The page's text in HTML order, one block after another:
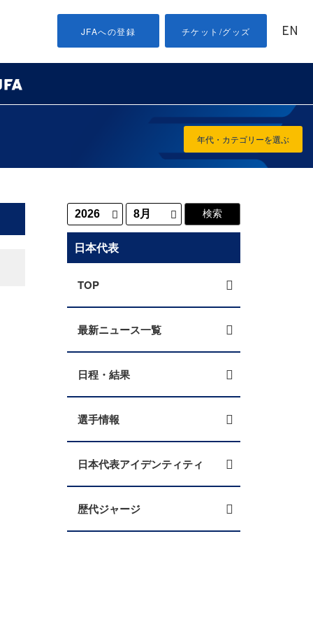
JFAへの登録 チケット/グッズ EN
年代・カテゴリーを選ぶ
日本代表
TOP
最新ニュース一覧
日程・結果
選手情報
日本代表アイデンティティ
歴代ジャージ